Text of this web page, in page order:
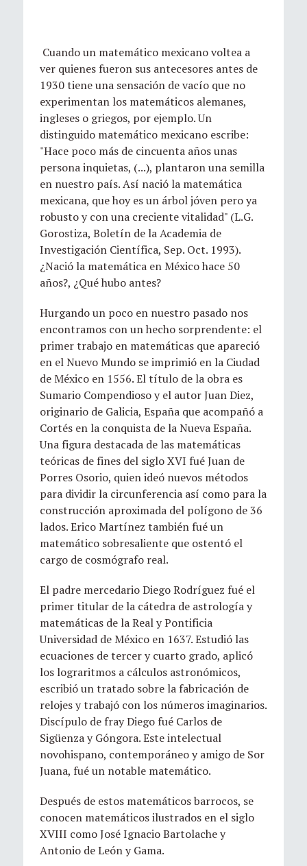
Cuando un matemático mexicano voltea a
ver quienes fueron sus antecesores antes de
1930 tiene una sensación de vacío que no
experimentan los matemáticos alemanes,
ingleses o griegos, por ejemplo. Un
distinguido matemático mexicano escribe:
"Hace poco más de cincuenta años unas
persona inquietas, (...), plantaron una semilla
en nuestro país. Así nació la matemática
mexicana, que hoy es un árbol jóven pero ya
robusto y con una creciente vitalidad" (L.G.
Gorostiza, Boletín de la Academia de
Investigación Científica, Sep. Oct. 1993).
¿Nació la matemática en México hace 50
años?, ¿Qué hubo antes?
Hurgando un poco en nuestro pasado nos
encontramos con un hecho sorprendente: el
primer trabajo en matemáticas que apareció
en el Nuevo Mundo se imprimió en la Ciudad
de México en 1556. El título de la obra es
Sumario Compendioso y el autor Juan Diez,
originario de Galicia, España que acompañó a
Cortés en la conquista de la Nueva España.
Una figura destacada de las matemáticas
teóricas de fines del siglo XVI fué Juan de
Porres Osorio, quien ideó nuevos métodos
para dividir la circunferencia así como para la
construcción aproximada del polígono de 36
lados. Erico Martínez también fué un
matemático sobresaliente que ostentó el
cargo de cosmógrafo real.
El padre mercedario Diego Rodríguez fué el
primer titular de la cátedra de astrología y
matemáticas de la Real y Pontificia
Universidad de México en 1637. Estudió las
ecuaciones de tercer y cuarto grado, aplicó
los lograritmos a cálculos astronómicos,
escribió un tratado sobre la fabricación de
relojes y trabajó con los números imaginarios.
Discípulo de fray Diego fué Carlos de
Sigüenza y Góngora. Este intelectual
novohispano, contemporáneo y amigo de Sor
Juana, fué un notable matemático.
Después de estos matemáticos barrocos, se
conocen matemáticos ilustrados en el siglo
XVIII como José Ignacio Bartolache y
Antonio de León y Gama.